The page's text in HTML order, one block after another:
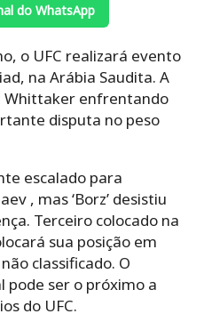
do WhatsApp
o UFC realizará evento
na Arábia Saudita. A
Whittaker enfrentando
disputa no peso
escalado para
, mas ‘Borz’ desistiu
Terceiro colocado na
sua posição em
classificado. O
pode ser o próximo a
do UFC.